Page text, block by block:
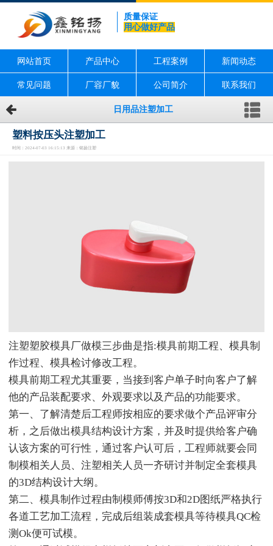
质量保证
用心做好产品
网站首页 产品中心 工程案例 新闻动态
常见问题 厂容厂貌 公司简介 联系我们
日用品注塑加工
塑料按压头注塑加工
时间：2024-07-03 16:15:13 来源：铭扬注塑
注塑塑胶模具厂做模三步曲是指:模具前期工程、模具制
作过程、模具检讨修改工程。
模具前期工程尤其重要，当接到客户单子时向客户了解
他的产品装配要求、外观要求以及产品的功能要求。
第一、了解清楚后工程师按相应的要求做个产品评审分
析，之后做出模具结构设计方案，并及时提供给客户确
认该方案的可行性，通过客户认可后，工程师就要会同
制模相关人员、注塑相关人员一齐研讨并制定全套模具
的3D结构设计大纲。
第二、模具制作过程由制模师傅按3D和2D图纸严格执行
各道工艺加工流程，完成后组装成套模具等待模具QC检
测Ok便可试模。